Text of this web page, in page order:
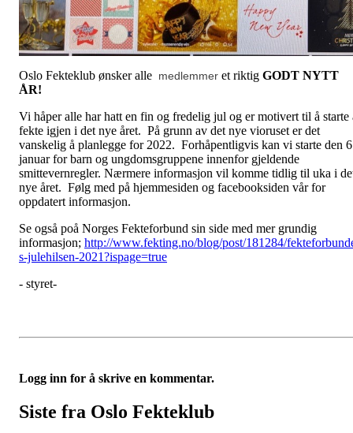
Oslo Fekteklub ønsker alle medlemmer et riktig GODT NYTT
ÅR!
Vi håper alle har hatt en fin og fredelig jul og er motivert til å starte
fekte igjen i det nye året. På grunn av det nye vioruset er det
vanskelig å planlegge for 2022. Forhåpentligvis kan vi starte den 6
januar for barn og ungdomsgruppene innenfor gjeldende
smittevernregler. Nærmere informasjon vil komme tidlig til uka i
nye året. Følg med på hjemmesiden og facebooksiden vår for
oppdatert informasjon.
Se også poå Norges Fekteforbund sin side med mer grundig
informasjon; http://www.fekting.no/blog/post/181284/
s-julehilsen-2021?ispage=true
- styret-
Logg inn for å skrive en kommentar.
Siste fra Oslo Fekteklub